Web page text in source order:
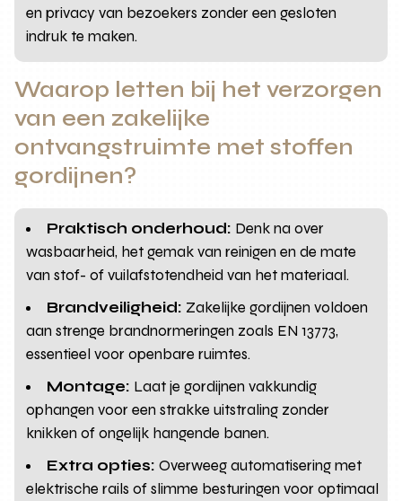
en privacy van bezoekers zonder een gesloten
indruk te maken.
Waarop letten bij het verzorgen
van een zakelijke
ontvangstruimte met stoffen
gordijnen?
Praktisch onderhoud: Denk na over
wasbaarheid, het gemak van reinigen en de mate
van stof- of vuilafstotendheid van het materiaal.
Brandveiligheid: Zakelijke gordijnen voldoen
aan strenge brandnormeringen zoals EN 13773,
essentieel voor openbare ruimtes.
Montage: Laat je gordijnen vakkundig
ophangen voor een strakke uitstraling zonder
knikken of ongelijk hangende banen.
Extra opties: Overweeg automatisering met
elektrische rails of slimme besturingen voor optimaal